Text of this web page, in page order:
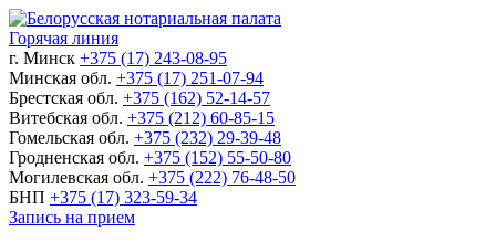
Горячая линия
г. Минск +375 (17) 243-08-95
Минская обл. +375 (17) 251-07-94
Брестская обл. +375 (162) 52-14-57
Витебская обл. +375 (212) 60-85-15
Гомельская обл. +375 (232) 29-39-48
Гродненская обл. +375 (152) 55-50-80
Могилевская обл. +375 (222) 76-48-50
БНП +375 (17) 323-59-34
Запись на прием